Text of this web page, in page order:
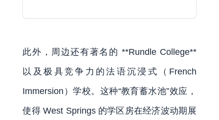
此外，周边还有著名的 **Rundle College**
以及极具竞争力的法语沉浸式（French
Immersion）学校。这种“教育蓄水池”效应，
使得 West Springs 的学区房在经济波动期展